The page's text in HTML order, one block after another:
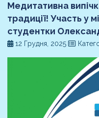
Медитативна
традиції! Участь у
студентки
12 Грудня, 2025